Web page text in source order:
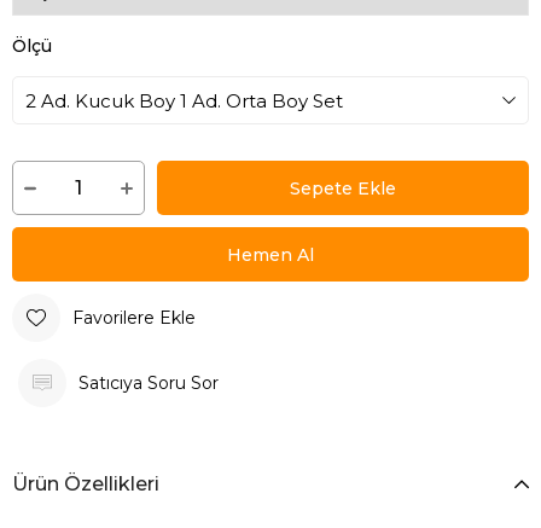
Ölçü
Favorilere Ekle
Satıcıya Soru Sor
Ürün Özellikleri